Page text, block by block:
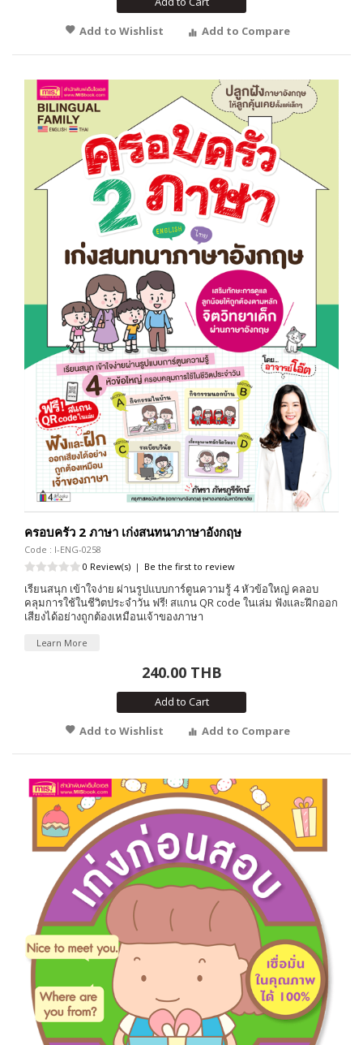
Add to Wishlist
Add to Compare
ครอบครัว 2 ภาษา เก่งสนทนาภาษาอังกฤษ
Code : I-ENG-0258
0 Review(s) | Be the first to review
เรียนสนุก เข้าใจง่าย ผ่านรูปแบบการ์ตูนความรู้ 4 หัวข้อใหญ่ คลอบ
คลุมการใช้ในชีวิตประจำวัน ฟรี! สแกน QR code ในเล่ม ฟังและฝึกออก
เสียงได้อย่างถูกต้องเหมือนเจ้าของภาษา
Learn More
240.00 THB
Add to Cart
Add to Wishlist
Add to Compare